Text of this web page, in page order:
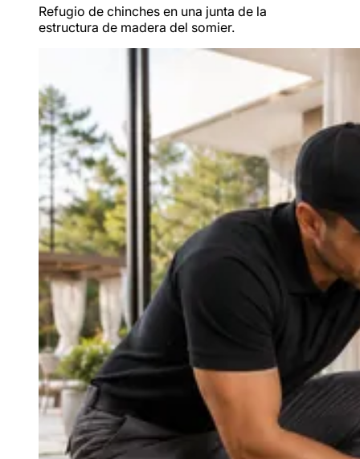
Refugio de chinches en una junta de la
estructura de madera del somier.